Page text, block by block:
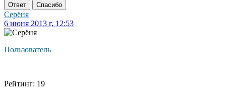
Ответ Спасибо
Серёня
6 июня 2013 г, 12:53
Пользователь
Рейтинг: 19